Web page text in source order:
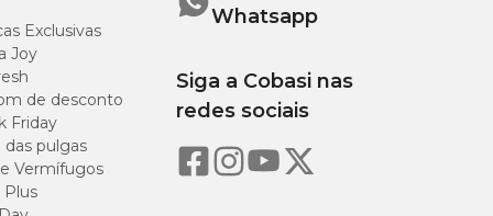
não causar
o acúmulo
Exclusivas
Joy
de desconto
Friday
das pulgas
Vermífugos
Plus
Whatsapp
Siga a Cobasi nas
redes sociais